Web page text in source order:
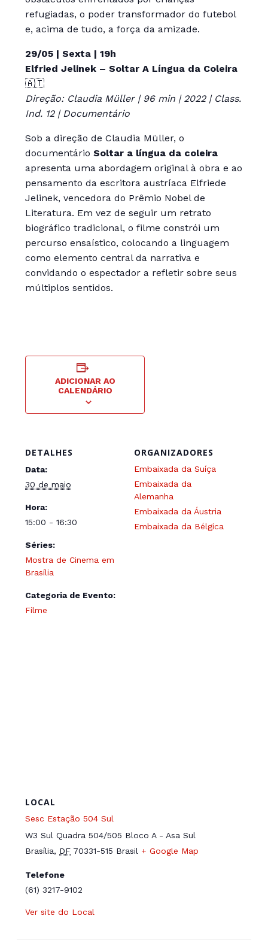
refugiadas, o poder transformador do futebol
e, acima de tudo, a força da amizade.
29/05 | Sexta | 19h
Elfried Jelinek – Soltar A Língua da Coleira
🇦🇹
Direção: Claudia Müller | 96 min | 2022 | Class.
Ind. 12 | Documentário
Sob a direção de Claudia Müller, o
documentárioSoltar a língua da coleira
apresenta uma abordagem original à obra e ao
pensamento da escritora austríaca Elfriede
Jelinek, vencedora do Prêmio Nobel de
Literatura. Em vez de seguir um retrato
biográfico tradicional, o filme constrói um
percurso ensaístico, colocando a linguagem
como elemento central da narrativa e
convidando o espectador a refletir sobre seus
múltiplos sentidos.
ADICIONAR AO
CALENDÁRIO
DETALHES
Data:
30 de maio
Hora:
15:00 - 16:30
Séries:
Mostra de Cinema em
Brasília
Categoria de Evento:
Filme
ORGANIZADORES
Embaixada da Suíça
Embaixada da
Alemanha
Embaixada da Áustria
Embaixada da Bélgica
LOCAL
Sesc Estação 504 Sul
W3 Sul Quadra 504/505 Bloco A - Asa Sul
Brasília, DF 70331-515 Brasil + Google Map
Telefone
(61) 3217-9102
Ver site do Local